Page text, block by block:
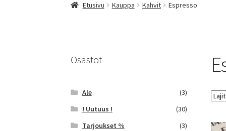
Yrityksille
Etusivu Kauppa Kahvit Espresso
Osastot
Ale
(3)
! Uutuus !
(30)
Tarjoukset %
(3)